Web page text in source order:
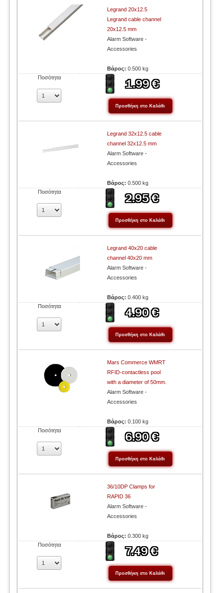
Legrand 20x12.5
Legrand cable channel
20x12.5 mm
Alarm Software -
Accessories
Βάρος:0.500 kg
Ποσότητα
Legrand 32x12.5 cable
channel 32x12.5 mm
Alarm Software -
Accessories
Βάρος:0.500 kg
Ποσότητα
Legrand 40x20 cable
channel 40x20 mm
Alarm Software -
Accessories
Βάρος:0.400 kg
Ποσότητα
Mars Commerce WMRT
RFID-contactless pool
with a diameter of 50mm.
Alarm Software -
Accessories
Βάρος:0.100 kg
Ποσότητα
36/10DP Clamps for
RAPID 36
Alarm Software -
Accessories
Βάρος:0.300 kg
Ποσότητα